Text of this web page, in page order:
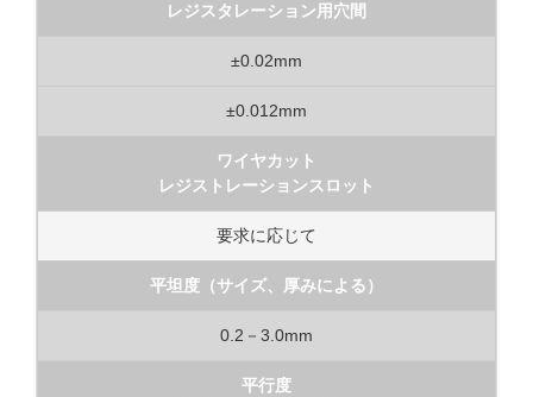
レジスタレーション用穴間
±0.02mm
±0.012mm
ワイヤカット
レジストレーションスロット
要求に応じて
平坦度（サイズ、厚みによる）
0.2－3.0mm
平行度